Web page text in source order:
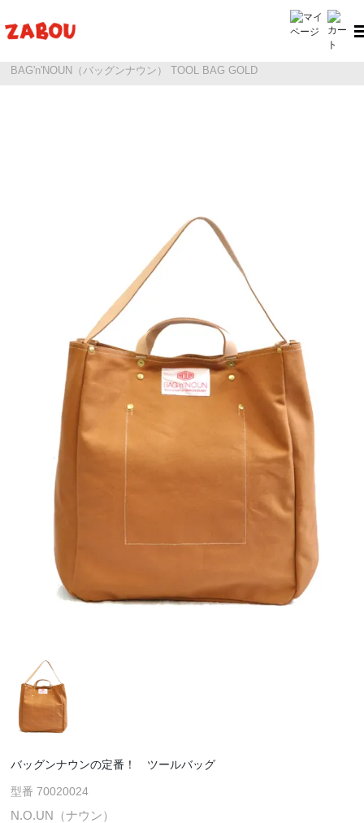
BAG'n'NOUN（バッグンナウン） TOOL BAG GOLD
バッグンナウンの定番！ ツールバッグ
型番 70020024
N.O.UN（ナウン）